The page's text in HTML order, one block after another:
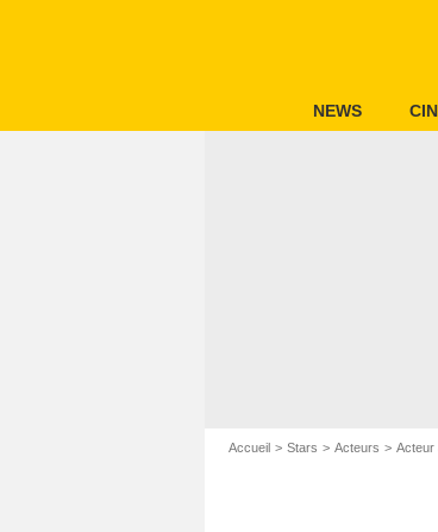
NEWS
Accueil Stars Acteurs Acteur